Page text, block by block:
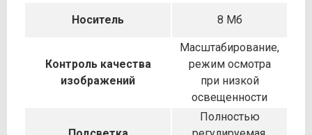
Носитель 8 Мб
Контроль качества
изображений
Масштабирование,
режим осмотра
при низкой
освещенности
Полностью